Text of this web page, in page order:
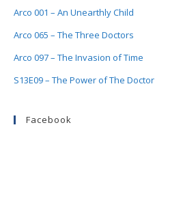
Arco 001 – An Unearthly Child
Arco 065 – The Three Doctors
Arco 097 – The Invasion of Time
S13E09 – The Power of The Doctor
Facebook